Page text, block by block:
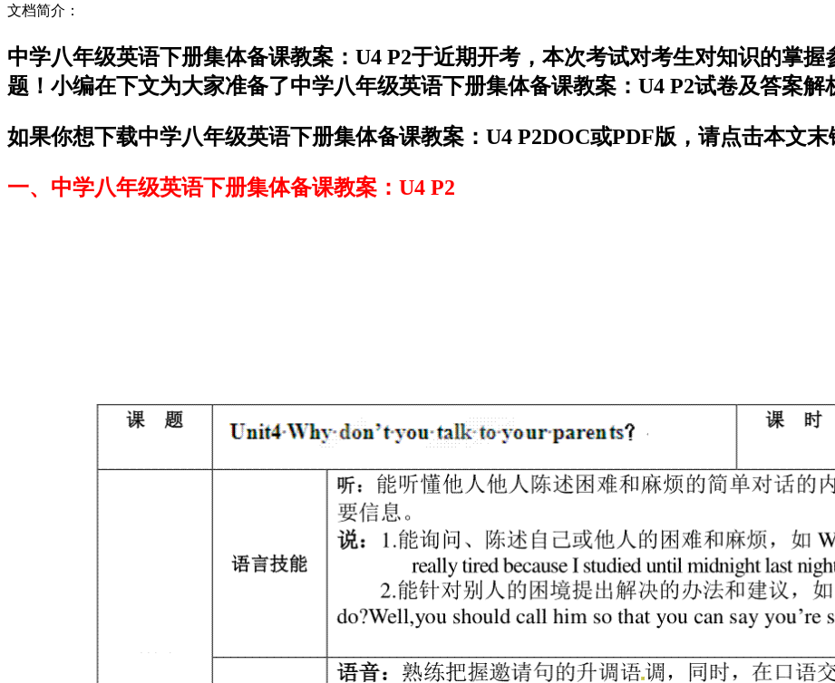
文档简介：
中学八年级英语下册集体备课教案：U4 P2于近期开考，本次考试对考生对知识的掌
题！小编在下文为大家准备了中学八年级英语下册集体备课教案：U4 P2试卷及答案解
如果你想下载中学八年级英语下册集体备课教案：U4 P2DOC或PDF版，请点击本文末
一、中学八年级英语下册集体备课教案：U4 P2